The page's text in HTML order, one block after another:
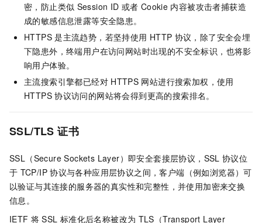
密，防止类似 Session ID 或者 Cookie 内容被攻击者捕获造
成的敏感信息泄露等安全隐患。
HTTPS 是主流趋势，若坚持使用 HTTP 协议，除了安全会埋
下隐患外，终端用户在访问网站时出现的不安全标识，也将影
响用户体验。
主流搜索引擎都已经对 HTTPS 网站进行搜索加权，使用
HTTPS 协议访问的网站将会得到更高的搜索排名。
SSL/TLS 证书
SSL（Secure Sockets Layer）即安全套接层协议，SSL 协议位
于 TCP/IP 协议与各种应用层协议之间，客户端（例如浏览器）可
以验证与其连接的服务器的真实性和完整性，并使用加密来交换
信息。
IETF 将 SSL 标准化后名称被改为 TLS（Transport Layer